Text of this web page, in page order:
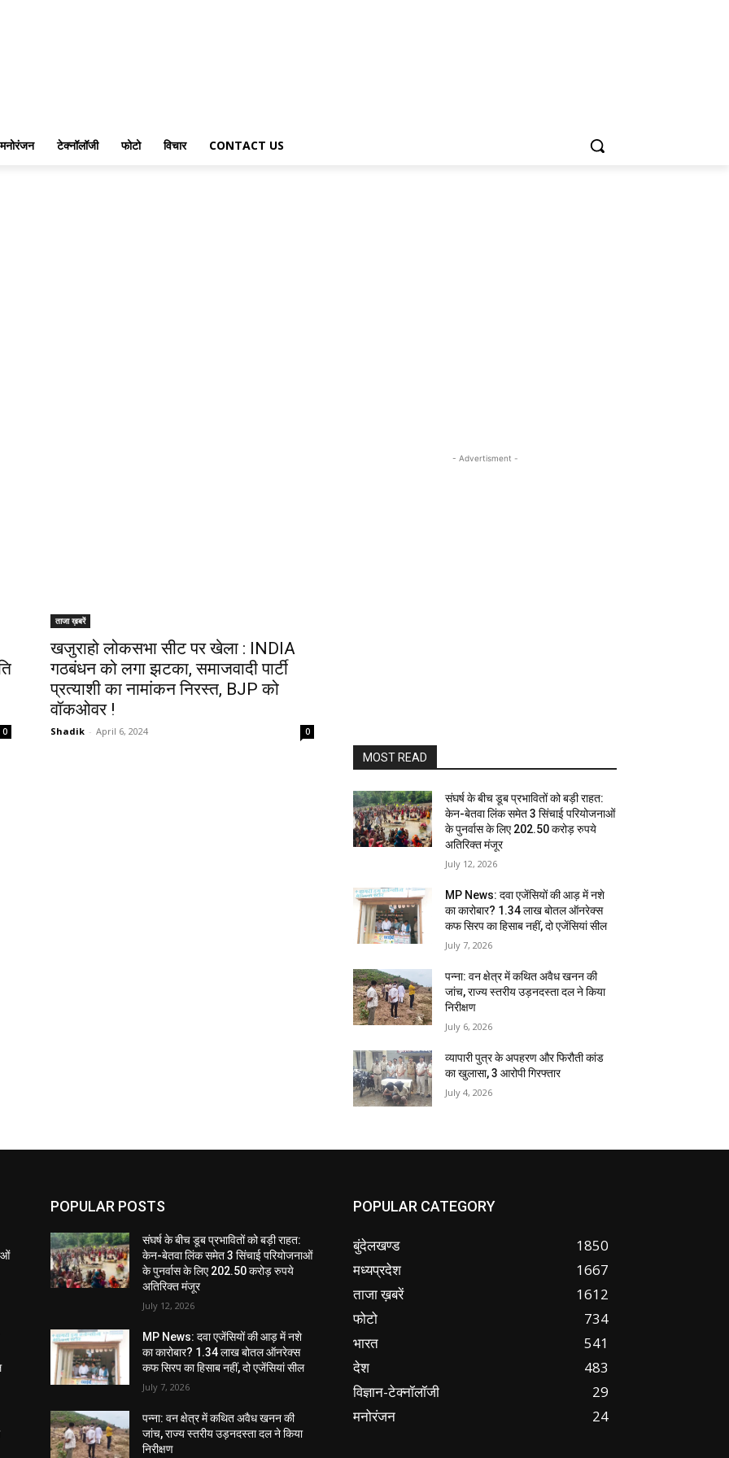
मनोरंजन टेक्नॉलॉजी फोटो विचार CONTACT US
0
ताजा ख़बरें
खजुराहो लोकसभा सीट पर खेला : INDIA
गठबंधन को लगा झटका, समाजवादी पार्टी
प्रत्याशी का नामांकन निरस्त, BJP को
वॉकओवर !
Shadik - April 6, 2024 0
- Advertisment -
MOST READ
संघर्ष के बीच डूब प्रभावितों को बड़ी राहत:
केन-बेतवा लिंक समेत 3 सिंचाई परियोजनाओं
के पुनर्वास के लिए 202.50 करोड़ रुपये
अतिरिक्त मंजूर
July 12, 2026
MP News: दवा एजेंसियों की आड़ में नशे
का कारोबार? 1.34 लाख बोतल ऑनरेक्स
कफ सिरप का हिसाब नहीं, दो एजेंसियां सील
July 7, 2026
पन्ना: वन क्षेत्र में कथित अवैध खनन की
जांच, राज्य स्तरीय उड़नदस्ता दल ने किया
निरीक्षण
July 6, 2026
व्यापारी पुत्र के अपहरण और फिरौती कांड
का खुलासा, 3 आरोपी गिरफ्तार
July 4, 2026
POPULAR POSTS
संघर्ष के बीच डूब प्रभावितों को बड़ी राहत:
केन-बेतवा लिंक समेत 3 सिंचाई परियोजनाओं
के पुनर्वास के लिए 202.50 करोड़ रुपये
अतिरिक्त मंजूर
July 12, 2026
MP News: दवा एजेंसियों की आड़ में नशे
का कारोबार? 1.34 लाख बोतल ऑनरेक्स
कफ सिरप का हिसाब नहीं, दो एजेंसियां सील
July 7, 2026
पन्ना: वन क्षेत्र में कथित अवैध खनन की
जांच, राज्य स्तरीय उड़नदस्ता दल ने किया
निरीक्षण
POPULAR CATEGORY
बुंदेलखण्ड
1850
मध्यप्रदेश
1667
ताजा ख़बरें
1612
फोटो
734
भारत
541
देश
483
विज्ञान-टेक्नॉलॉजी
29
मनोरंजन
24